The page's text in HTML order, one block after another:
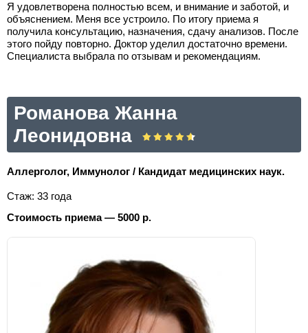
Я удовлетворена полностью всем, и внимание и заботой, и
объяснением. Меня все устроило. По итогу приема я
получила консультацию, назначения, сдачу анализов. После
этого пойду повторно. Доктор уделил достаточно времени.
Специалиста выбрала по отзывам и рекомендациям.
Романова Жанна
Леонидовна
Аллерголог, Иммунолог / Кандидат медицинских наук.
Стаж: 33 года
Стоимость приема — 5000 р.